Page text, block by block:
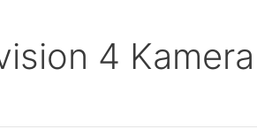
4 Kamera